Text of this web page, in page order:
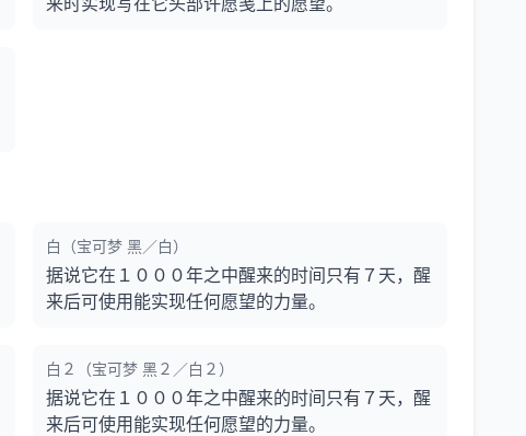
白（宝可梦 黑／白）
据说它在１０００年之中醒来的时间只有７天，醒
来后可使用能实现任何愿望的力量。
白２（宝可梦 黑２／白２）
据说它在１０００年之中醒来的时间只有７天，醒
来后可使用能实现任何愿望的力量。